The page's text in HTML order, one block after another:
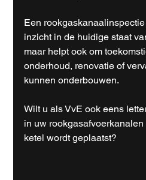
Een
inzicht in de huidige staat
maar helpt ook om
onderhoud, renovatie of
kunnen onderbouwen.
Wilt u als VvE ook eens
in uw
ketel wordt geplaatst?